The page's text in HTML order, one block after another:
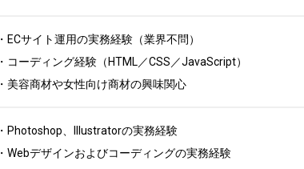
・ECサイト運用の実務経験（業界不問）
・コーディング経験（HTML／CSS／JavaScript）
・美容商材や女性向け商材の興味関心
・Photoshop、Illustratorの実務経験
・Webデザインおよびコーディングの実務経験